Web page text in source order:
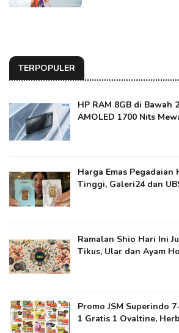
TERPOPULER
HP RAM 8GB di Bawah
AMOLED 1700 Nits
Harga Emas Pegadaian
Tinggi, Galeri24 dan
Ramalan Shio Hari Ini
Tikus, Ular dan Ayam
Promo JSM Superindo
1 Gratis 1 Ovaltine,